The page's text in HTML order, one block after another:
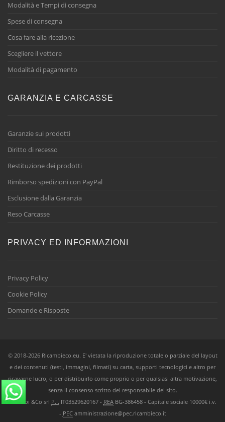
Modalità e Tempi di consegna
Spese di consegna
Cosa fare alla ricezione
Scegliere il vettore
Modalità di pagamento
GARANZIA E CARCASSE
Garanzie sui prodotti
Diritto di recesso
Restituzione dei prodotti
Rimborso spedizioni con PayPal
Esclusione dalla Garanzia
Reso Carcasse
PRIVACY ED INFORMAZIONI
Privacy Policy
Cookie Policy
Domande e Risposte
© 2018-2026 Ricambieco.eu. E' vietata la riproduzione totale o parziale del layout
e dei contenuti (testi, immagini, filmati) su carta, supporti tecnologici e altro per
ricavarne lucro, o per distribuirlo come proprio o per qualsiasi altra motivazione,
senza il consenso scritto del responsabile del sito.
Ricambi &Co srl P.I. IT03529620167 - REABG-386458 - Capitale sociale 10000€ i.v.
- PECamministrazione@pec.ricambieco.it